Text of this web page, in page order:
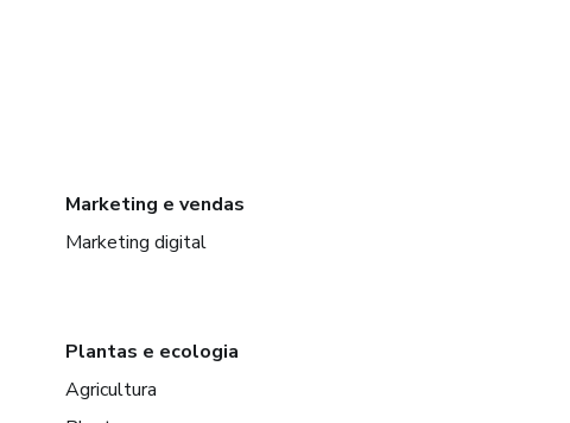
Marketing e vendas
Marketing digital
Plantas e ecologia
Agricultura